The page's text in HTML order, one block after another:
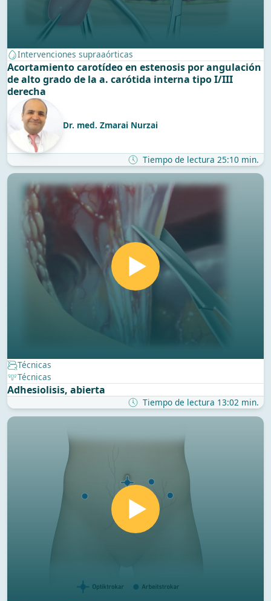
Intervenciones supraaórticas
Acortamiento carotídeo en estenosis por angulación
de alto grado de la a. carótida interna tipo I/III
derecha
Dr. med. Zmarai Nurzai
Tiempo de lectura 25:10 min.
Técnicas
Técnicas
Adhesiolisis, abierta
Tiempo de lectura 13:02 min.